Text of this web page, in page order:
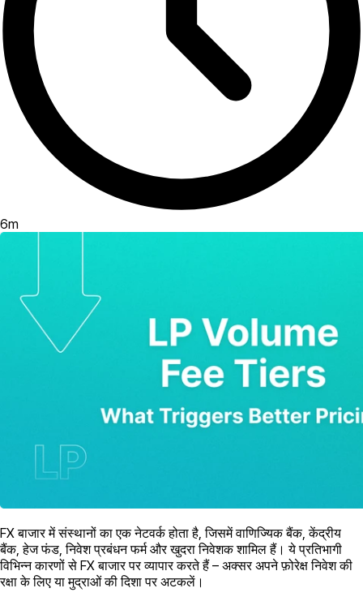
6m
FX बाजार में संस्थानों का एक नेटवर्क होता है, जिसमें वाणिज्यिक बैंक, केंद्रीय
बैंक, हेज फंड, निवेश प्रबंधन फर्म और खुदरा निवेशक शामिल हैं। ये प्रतिभागी
विभिन्न कारणों से FX बाजार पर व्यापार करते हैं – अक्सर अपने फ़ोरेक्ष निवेश की
रक्षा के लिए या मुद्राओं की दिशा पर अटकलें।